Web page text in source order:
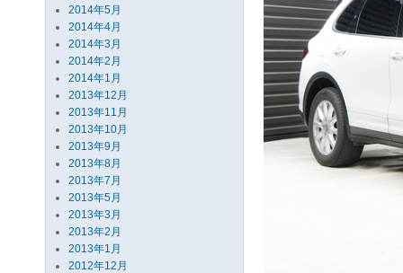
2014年5月
2014年4月
2014年3月
2014年2月
2014年1月
2013年12月
2013年11月
2013年10月
2013年9月
2013年8月
2013年7月
2013年5月
2013年3月
2013年2月
2013年1月
2012年12月